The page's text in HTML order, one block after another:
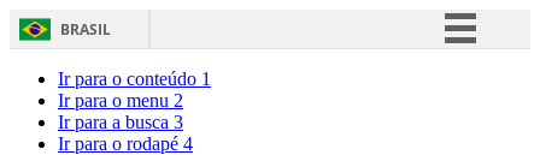
BRASIL
Ir para o conteúdo 1
Ir para o menu 2
Ir para a busca 3
Ir para o rodapé 4